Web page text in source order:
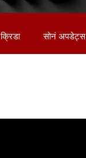
क्रिडा सोनं अपडेट्स